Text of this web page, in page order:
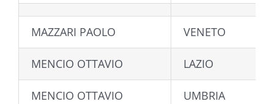
MAZZARI PAOLO VENETO
MENCIO OTTAVIO LAZIO
MENCIO OTTAVIO UMBRIA